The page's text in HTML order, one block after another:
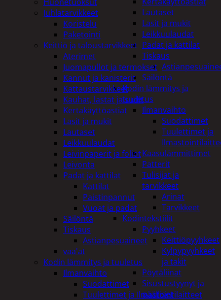
Lautaset
Lasit ja mukit
Leikkuulaudat
Padat ja kattilat
Tiskaus
Säilöntä
Kodin lämmitys ja
tuuletus
Ilmanvaihto
Suodattimet
Tuulettimet ja
Kaasulämmittimet
Patterit
Tulisijat ja
tarvikkeet
Arinat
Tarvikkeet
Kodintekstiilit
Pyyhkeet
Keittiöpyyhkeet
Kylpypyyhkeet
ja takit
Pöytäliinat
Sisustustyynyt ja
päälliset
Juhlatarvikkeet
Koristelu
Paketointi
Keittiö ja taloustarvikkeet
Aterimet
Juomapullot ja termokset
Kannut ja kanisterit
Kattaustarvikkeet
Kauhat, lastat ja sudit
Kertakäyttöastiat
Lasit ja mukit
Lautaset
Leikkuulaudat
Leivinpaperit ja foliot
Leivonta
Padat ja kattilat
Kattilat
Paistinpannut
Vuoat ja padat
Säilöntä
Tiskaus
Astianpesuaineet
vaa'at
Kodin lämmitys ja tuuletus
Ilmanvaihto
Suodattimet
Tuulettimet ja Ilmastointilaitteet